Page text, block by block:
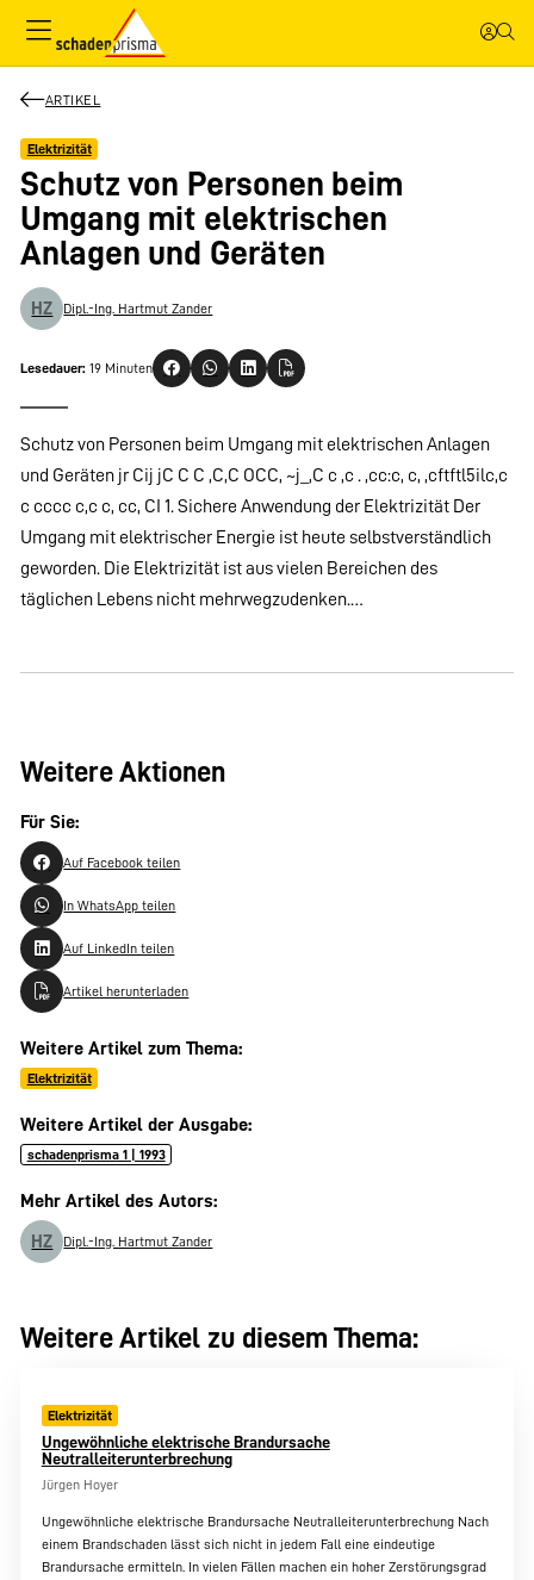
ARTIKEL
Elektrizität
Schutz von Personen beim
Umgang mit elektrischen
Anlagen und Geräten
HZ Dipl.-Ing. Hartmut Zander
Lesedauer: 19 Minuten
Schutz von Personen beim Umgang mit elektrischen Anlagen
und Geräten jr Cij jC C C ,C,C OCC, ~j_,C c ,c . ,cc:c, c, ,cftftl5ilc,c
c cccc c,c c, cc, CI 1. Sichere Anwendung der Elektrizität Der
Umgang mit elektrischer Energie ist heute selbstverständlich
geworden. Die Elektrizität ist aus vielen Bereichen des
täglichen Lebens nicht mehrwegzudenken.…
Weitere Aktionen
Für Sie:
Auf Facebook teilen
In WhatsApp teilen
Auf LinkedIn teilen
Artikel herunterladen
Weitere Artikel zum Thema:
Elektrizität
Weitere Artikel der Ausgabe:
schadenprisma 1 | 1993
Mehr Artikel des Autors:
HZ Dipl.-Ing. Hartmut Zander
Weitere Artikel zu diesem Thema:
Elektrizität
Ungewöhnliche elektrische Brandursache
Neutralleiterunterbrechung
Jürgen Hoyer
Ungewöhnliche elektrische Brandursache Neutralleiterunterbrechung Nach
einem Brandschaden lässt sich nicht in jedem Fall eine eindeutige
Brandursache ermitteln. In vielen Fällen machen ein hoher Zerstörungsgrad